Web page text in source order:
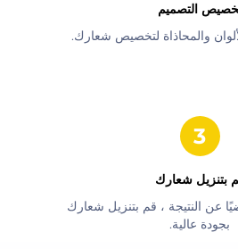
لتخصيص شعارك.‬
شعارك‬
، قم بتنزيل شعارك